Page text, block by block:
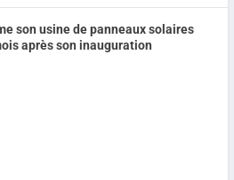
son usine de panneaux solaires
après son inauguration